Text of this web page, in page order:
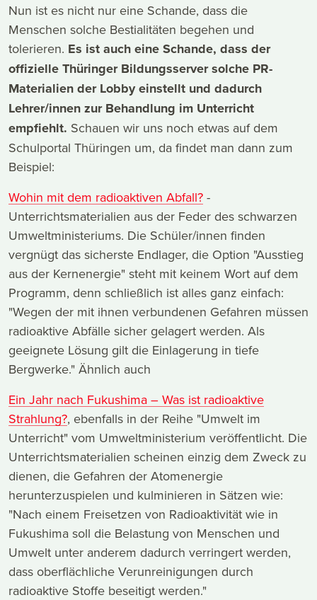
Nun ist es nicht nur eine Schande, dass die
Menschen solche Bestialitäten begehen und
tolerieren. Es ist auch eine Schande, dass der
offizielle Thüringer Bildungsserver solche PR-
Materialien der Lobby einstellt und dadurch
Lehrer/innen zur Behandlung im Unterricht
empfiehlt. Schauen wir uns noch etwas auf dem
Schulportal Thüringen um, da findet man dann zum
Beispiel:
Wohin mit dem radioaktiven Abfall? -
Unterrichtsmaterialien aus der Feder des schwarzen
Umweltministeriums. Die Schüler/innen finden
vergnügt das sicherste Endlager, die Option "Ausstieg
aus der Kernenergie" steht mit keinem Wort auf dem
Programm, denn schließlich ist alles ganz einfach:
"Wegen der mit ihnen verbundenen Gefahren müssen
radioaktive Abfälle sicher gelagert werden. Als
geeignete Lösung gilt die Einlagerung in tiefe
Bergwerke." Ähnlich auch
Ein Jahr nach Fukushima – Was ist radioaktive
Strahlung?, ebenfalls in der Reihe "Umwelt im
Unterricht" vom Umweltministerium veröffentlicht. Die
Unterrichtsmaterialien scheinen einzig dem Zweck zu
dienen, die Gefahren der Atomenergie
herunterzuspielen und kulminieren in Sätzen wie:
"Nach einem Freisetzen von Radioaktivität wie in
Fukushima soll die Belastung von Menschen und
Umwelt unter anderem dadurch verringert werden,
dass oberflächliche Verunreinigungen durch
radioaktive Stoffe beseitigt werden."